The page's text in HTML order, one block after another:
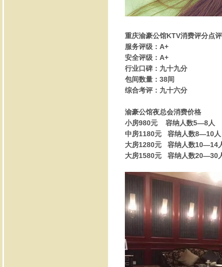
重庆渝豪公馆KTV消费评分点评
服务评级：A+
安全评级：A+
行业口碑：九十九分
包间数量：38间
综合考评：九十六分
渝豪公馆夜总会消费价格
小房980元 容纳人数5—8人
中房1180元 容纳人数8—10人
大房1280元 容纳人数10—14
大房1580元 容纳人数20—30